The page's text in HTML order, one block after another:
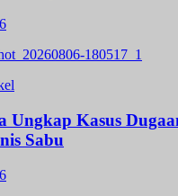
Ungkap Kasus
Sabu